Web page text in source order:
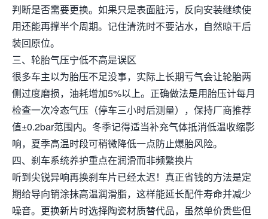
判断是否需要更换。如果只是表面脏污，反向安装继续使
用还能再撑半个周期。记住清洗时不要沾水，自然晾干后
装回原位。
三、轮胎气压宁低不高是误区
很多车主以为胎压不足没事，实际上长期亏气会让轮胎两
侧过度磨损，油耗增加5%以上。正确做法是用胎压计每月
检查一次冷态气压（停车三小时后测量），保持厂商推荐
值±0.2bar范围内。冬季记得适当补充气体抵消低温收缩影
响，夏季高温时段可稍微降低一点防止爆胎风险。
四、刹车系统养护重点在润滑而非频繁换片
听到尖锐异响再换刹车片已经太迟！真正省钱的方法是定
期给导向销涂抹高温润滑脂，这样能延长配件寿命并减少
噪音。更换新片时选择陶瓷材质替代品，虽然单价贵些但